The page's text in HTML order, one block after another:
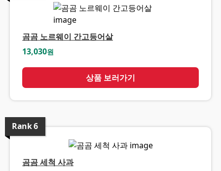
곰곰 노르웨이 간고등어살
13,030원
상품 보러가기
Rank6
곰곰 세척 사과